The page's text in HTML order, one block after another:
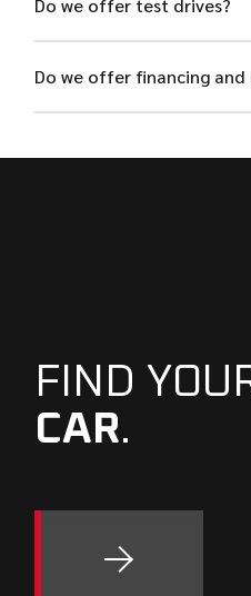
Do we offer financing
FIND
CAR.